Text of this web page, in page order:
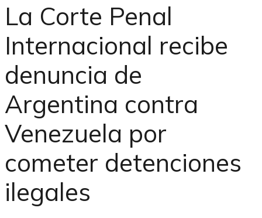
La Corte Penal
Internacional recibe
denuncia de
Argentina contra
Venezuela por
cometer detenciones
ilegales